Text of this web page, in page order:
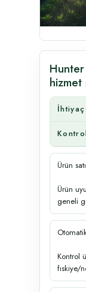
hizmet
İhtiyaç
Ürün
Ürün
geneli
Kontrol
fıskiye/